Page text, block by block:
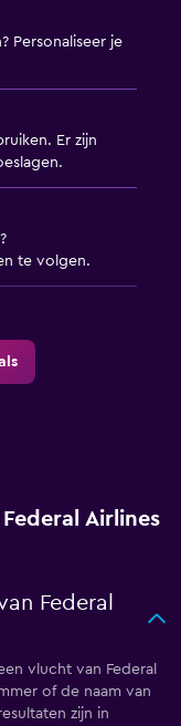
Personaliseer je
Er zijn
te volgen.
Airlines
Federal
vlucht van Federal
of de naam van
zijn in